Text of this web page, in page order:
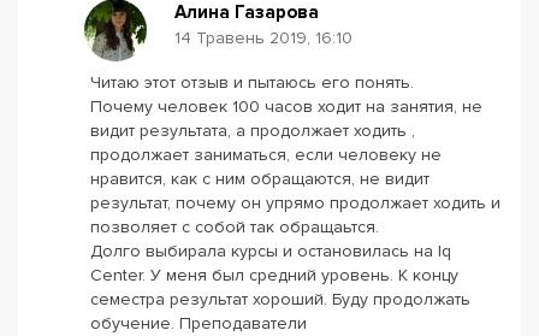
Алина Газарова
14 Травень 2019, 16:10
Читаю этот отзыв и пытаюсь его понять.
Почему человек 100 часов ходит на занятия, не
видит результата, а продолжает ходить ,
продолжает заниматься, если человеку не
нравится, как с ним обращаются, не видит
результат, почему он упрямо продолжает ходить и
позволяет с собой так обращаьтся.
Долго выбирала курсы и остановилась на Iq
Center. У меня был средний уровень. К концу
семестра результат хороший. Буду продолжать
обучение. Преподаватели